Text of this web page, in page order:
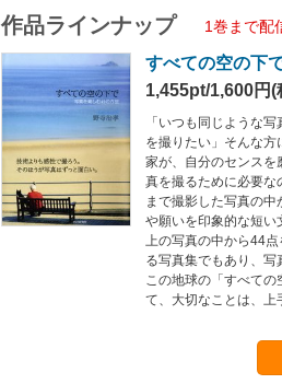
作品ラインナップ 1巻まで配
すべての空の下
1,455pt/1,600円(
「いつも同じような
を撮りたい」そんな
家が、自分のセンスを
真を撮るために必要な
まで撮影した写真の
や願いを印象的な短い
上の写真の中から44
る写真集でもあり、写
この地球の「すべて
て、大切なことは、上